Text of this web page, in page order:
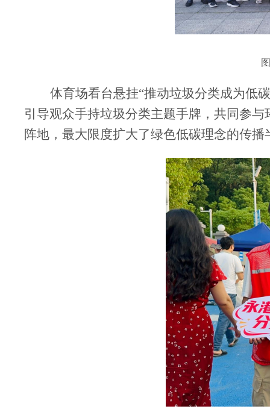
体育场看台悬挂“推动垃圾分类成为低
引导观众手持垃圾分类主题手牌，共同参
阵地，最大限度扩大了绿色低碳理念的传播